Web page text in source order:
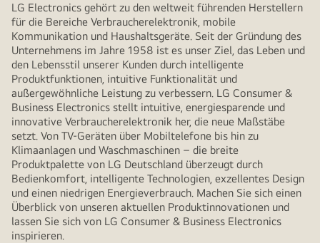
LG Electronics gehört zu den weltweit führenden Herstellern
für die Bereiche Verbraucherelektronik, mobile
Kommunikation und Haushaltsgeräte. Seit der Gründung des
Unternehmens im Jahre 1958 ist es unser Ziel, das Leben und
den Lebensstil unserer Kunden durch intelligente
Produktfunktionen, intuitive Funktionalität und
außergewöhnliche Leistung zu verbessern. LG Consumer &
Business Electronics stellt intuitive, energiesparende und
innovative Verbraucherelektronik her, die neue Maßstäbe
setzt. Von TV-Geräten über Mobiltelefone bis hin zu
Klimaanlagen und Waschmaschinen – die breite
Produktpalette von LG Deutschland überzeugt durch
Bedienkomfort, intelligente Technologien, exzellentes Design
und einen niedrigen Energieverbrauch. Machen Sie sich einen
Überblick von unseren aktuellen Produktinnovationen und
lassen Sie sich von LG Consumer & Business Electronics
inspirieren.